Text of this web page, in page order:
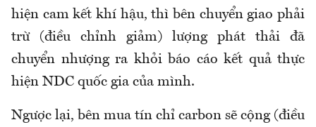
hiện cam kết khí hậu, thì bên chuyển giao phải
trừ (điều chỉnh giảm) lượng phát thải đã
chuyển nhượng ra khỏi báo cáo kết quả thực
hiện NDC quốc gia của mình.
Ngược lại, bên mua tín chỉ carbon sẽ cộng (điều